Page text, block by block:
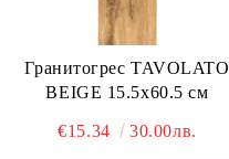
Гранитогрес TAVOLATO
BEIGE 15.5x60.5 см
€15.34 30.00лв.